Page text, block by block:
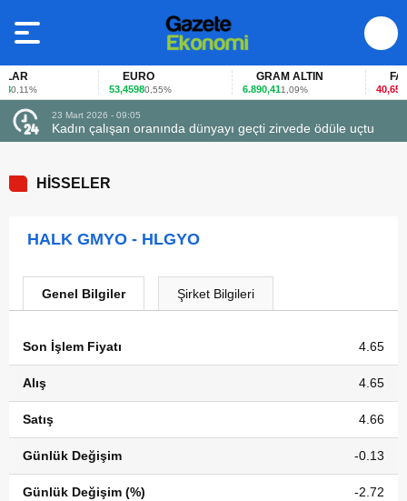
0,11%
EURO
53,45980,55%
GRAM ALTIN
6.890,411,09%
FAİZ
40,65-
23 Mart 2026 - 09:05
Kadın çalışan oranında dünyayı geçti zirvede ödüle uçtu
HİSSELER
HALK GMYO - HLGYO
Genel Bilgiler Şirket Bilgileri
Son İşlem Fiyatı 4.65
Alış 4.65
Satış 4.66
Günlük Değişim -0.13
Günlük Değişim (%) -2.72